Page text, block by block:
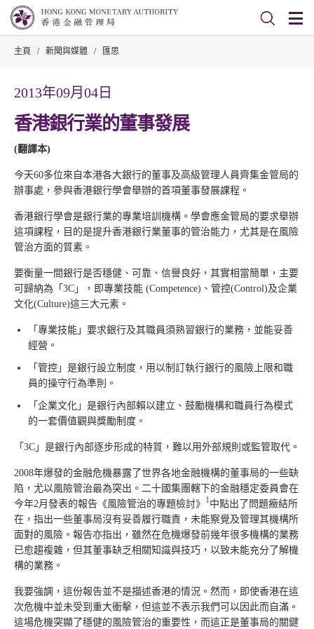
主頁 / 新聞與媒體 / 匯思
2013年09月04日
香港銀行業的董事發展
(翻譯本)
今天60多位來自本港各大銀行的董事及高級管理人員齊集金管局的
辦事處，參與香港銀行學會舉辦的首項董事發展課程。
香港銀行學會是銀行業的專業培訓機構。學會應金管局的要求舉辦
這項課程，目的是提升香港銀行業董事的管治能力，尤其是在風險
管治方面的質素。
要衡量一間銀行是否穩健、可靠、信譽良好，其實相當簡單，主要
可歸納為「3C」，即專業技能 (Competence)、管控(Control)及企業
文化(Culture)這三大元素。
「專業技能」要求銀行及其職員須熟習銀行的業務，並能妥善
經營。
「管控」是銀行設立制度，用以制訂執行銀行的風險上限和職
員的操守行為準則。
「企業文化」是銀行內部賴以建立、鼓勵機構和職員行為模式
的一套價值觀與獎勵制度。
「3C」是銀行內部逐步形成的特質，難以用外部規則或監管取代。
2008年爆發的金融危機暴露了世界各地金融機構的董事局的一些缺
陷，尤以風險管治最為突出。二十國集團轄下的金融穩定委員會在
今年2月發表的報告《風險管治的專題檢討》
1中點出了問題癥結所
在，指出一些董事局沒有妥善履行職責，未能察覺及管理其機構所
面對的風險。報告亦指出，雖然在危機爆發前幾年很多機構的業務
已愈趨複雜，但其董事缺乏相關知識與技巧，以致未能充分了解機
構的業務。
我要強調，這份報告並不是描述香港的情況。然而，即使香港在這
次危機中並未受到重大衝擊，但這並不表示我們可以因此而自滿。
這場危機突顯了穩健的風險管治的重要性，而這正是董事局的關鍵